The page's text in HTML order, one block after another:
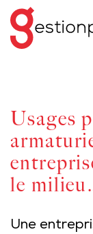
Usages
le
Une